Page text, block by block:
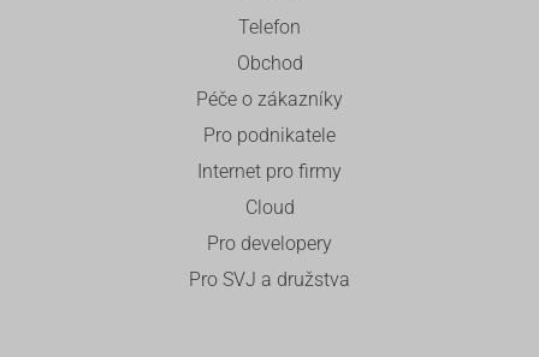
Telefon
Obchod
Péče o zákazníky
Pro podnikatele
Internet pro firmy
Cloud
Pro developery
Pro SVJ a družstva